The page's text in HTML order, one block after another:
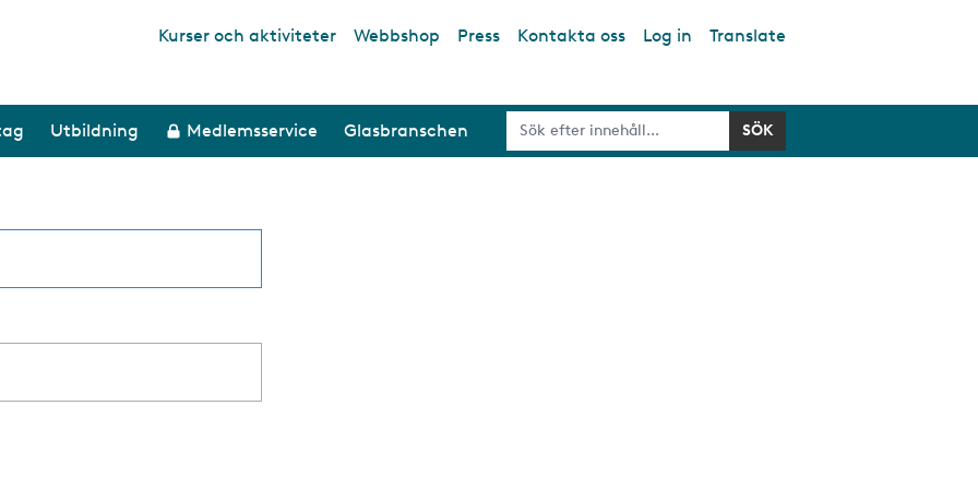
Top links
Kurser och aktiviteter Webbshop Press Kontakta oss Log in Translate
Utbildning Medlemsservice Glasbranschen